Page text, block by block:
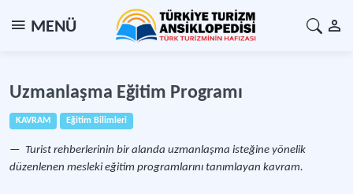
MENÜ
Uzmanlaşma Eğitim Programı
KAVRAM Eğitim Bilimleri
Turist rehberlerinin bir alanda uzmanlaşma isteğine yönelik
düzenlenen mesleki eğitim programlarını tanımlayan kavram.